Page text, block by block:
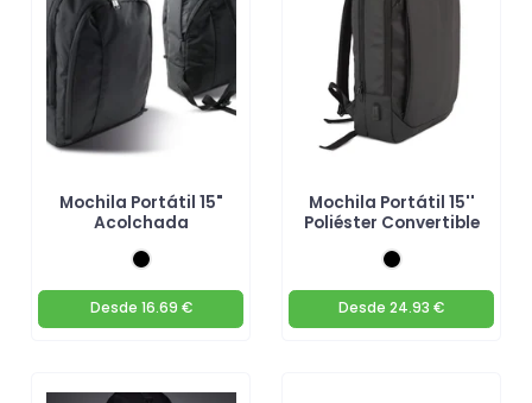
Mochila Portátil 15"
Acolchada
Desde 16.69 €
Mochila Portátil 15''
Poliéster Convertible
Desde 24.93 €